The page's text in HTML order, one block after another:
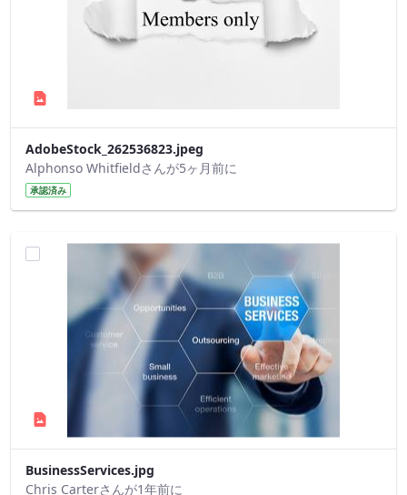
AdobeStock_262536823.jpeg
Alphonso Whitfieldさんが5ヶ月前に
承認済み
BusinessServices.jpg
Chris Carterさんが1年前に